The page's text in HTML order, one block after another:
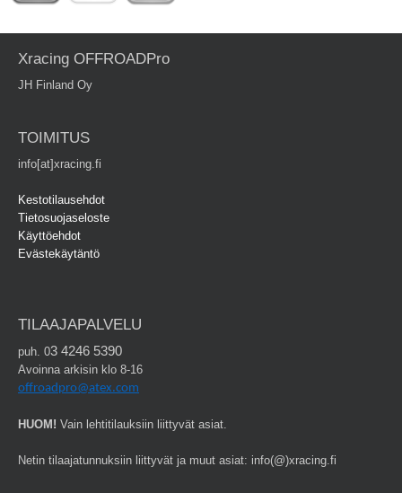
Xracing OFFROADPro
JH Finland Oy
TOIMITUS
info[at]xracing.fi
Kestotilausehdot
Tietosuojaseloste
Käyttöehdot
Evästekäytäntö
TILAAJAPALVELU
puh. 03 4246 5390
Avoinna arkisin klo 8-16
offroadpro@atex.com
HUOM! Vain lehtitilauksiin liittyvät asiat.
Netin tilaajatunnuksiin liittyvät ja muut asiat: info(@)xracing.fi